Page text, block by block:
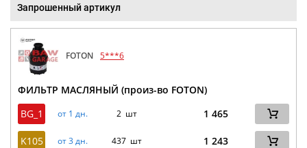
Запрошенный артикул
FOTON 5***6
ФИЛЬТР МАСЛЯНЫЙ (произ-во FOTON)
BG_1
от 1 дн. 2 шт 1 465
K105 от 3 дн. 437 шт 1 243